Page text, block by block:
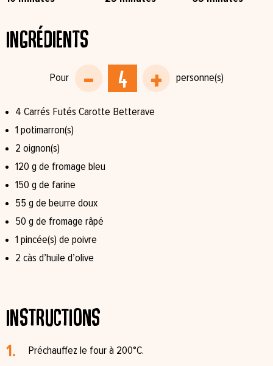
Ingrédients
4 Carrés Futés Carotte Betterave
1 potimarron(s)⁠
2 oignon(s)⁠
120 g de fromage bleu⁠
150 g de farine⁠
55 g de beurre doux⁠
50 g de fromage râpé⁠
1 pincée(s) de poivre⁠
2 càs d’huile d’olive⁠
Instructions
Préchauffez le four à 200°C.⁠